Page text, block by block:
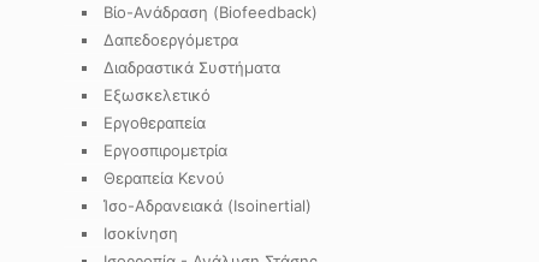
Βίο-Ανάδραση (Biofeedback)
Δαπεδοεργόμετρα
Διαδραστικά Συστήματα
Εξωσκελετικό
Εργοθεραπεία
Εργοσπιρομετρία
Θεραπεία Κενού
Ίσο-Αδρανειακά (Isoinertial)
Ισοκίνηση